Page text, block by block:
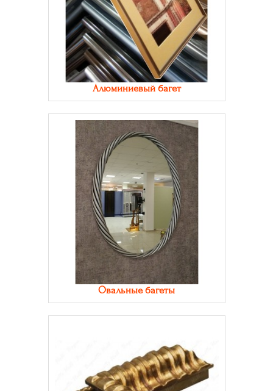
Алюминиевый багет
Овальные багеты